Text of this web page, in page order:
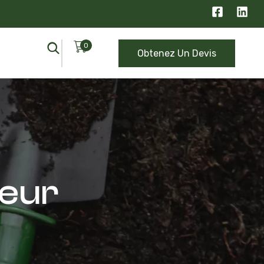
0
Obtenez Un Devis